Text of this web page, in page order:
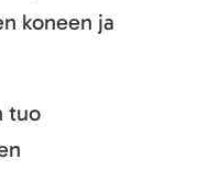
koneen ja
tuo